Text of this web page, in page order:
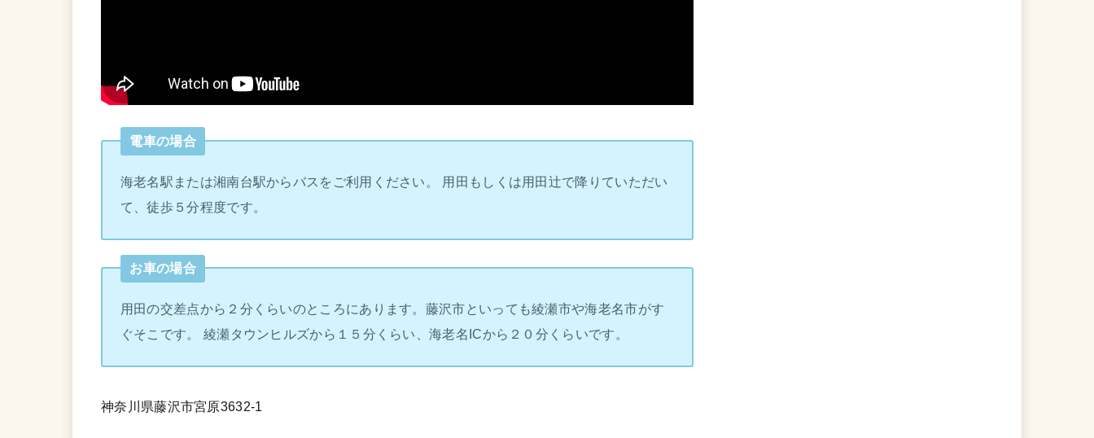
電車の場合
海老名駅または湘南台駅からバスをご利用ください。 用田もしくは用田辻で降りていただい
て、徒歩５分程度です。
お車の場合
用田の交差点から２分くらいのところにあります。藤沢市といっても綾瀬市や海老名市がす
ぐそこです。 綾瀬タウンヒルズから１５分くらい、海老名ICから２０分くらいです。
神奈川県藤沢市宮原3632-1